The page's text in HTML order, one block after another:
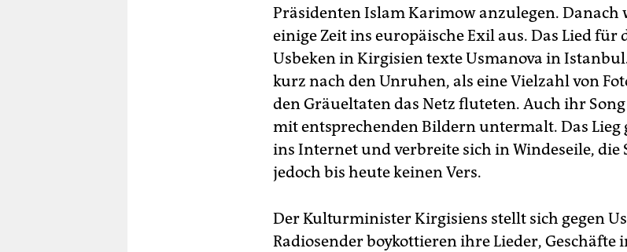
Präsidenten Islam Karimow anzulegen. Danach
einige Zeit ins europäische Exil aus. Das Lied für
Usbeken in Kirgisien texte Usmanova in
kurz nach den Unruhen, als eine Vielzahl von
den Gräueltaten das Netz fluteten. Auch ihr
mit entsprechenden Bildern untermalt. Das Lieg
ins Internet und verbreite sich in Windeseile, die
jedoch bis heute keinen Vers.
Der Kulturminister Kirgisiens stellt sich gegen
Radiosender boykottieren ihre Lieder, Geschäfte